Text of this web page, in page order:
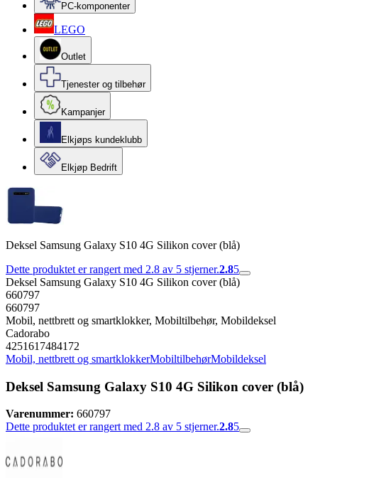
PC-komponenter
LEGO
Outlet
Tjenester og tilbehør
Kampanjer
Elkjøps kundeklubb
Elkjøp Bedrift
Deksel Samsung Galaxy S10 4G Silikon cover (blå)
Dette produktet er rangert med 2.8 av 5 stjerner.2.85
Deksel Samsung Galaxy S10 4G Silikon cover (blå)
660797
660797
Mobil, nettbrett og smartklokker, Mobiltilbehør, Mobildeksel
Cadorabo
4251617484172
Mobil, nettbrett og smartklokkerMobiltilbehørMobildeksel
Deksel Samsung Galaxy S10 4G Silikon cover (blå)
Varenummer: 660797
Dette produktet er rangert med 2.8 av 5 stjerner.2.85